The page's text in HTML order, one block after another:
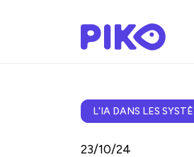
L'IA DANS LES
23/10/24